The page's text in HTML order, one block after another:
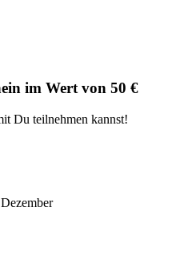
im Wert von 50 €
Du teilnehmen kannst!